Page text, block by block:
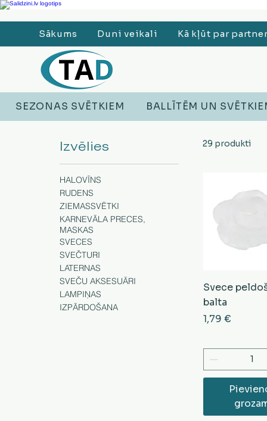
Ledusskapji, Sadzīves tehnika, Smaržas, Operatīvā atmiņa, Putekļu sūcēji,
Sākums Duni veikali Kā kļūt par
SEZONAS SVĒTKIEM BALLĪTĒM UN
Izvēlies
HALOVĪNS
RUDENS
ZIEMASSVĒTKI
KARNEVĀLA PRECES,
MASKAS
SVECES
SVEČTURI
LATERNAS
SVEČU AKSESUĀRI
LAMPIŅAS
IZPĀRDOŠANA
29 produkti
Svece
balta
Cena
1,79 €